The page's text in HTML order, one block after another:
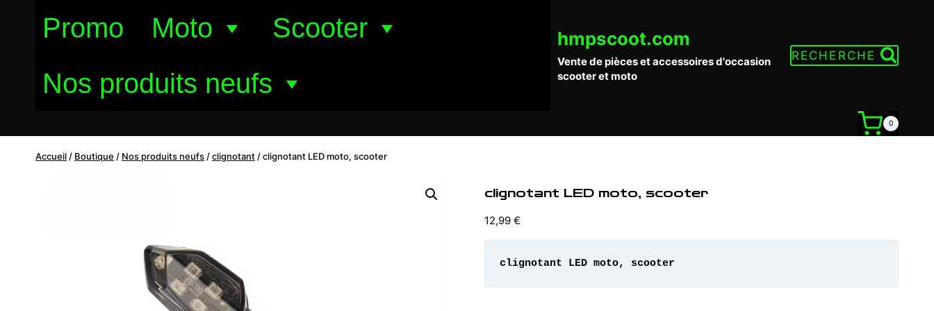
Promo Moto
Scooter
Nos produits neufs
hmpscoot.com
Vente de pièces et accessoires d'occasion
scooter et moto
RECHERCHE
0
Accueil / Boutique / Nos produits neufs /clignotant /clignotant LED moto, scooter
clignotant LED moto, scooter
12,99 €
clignotant LED moto, scooter